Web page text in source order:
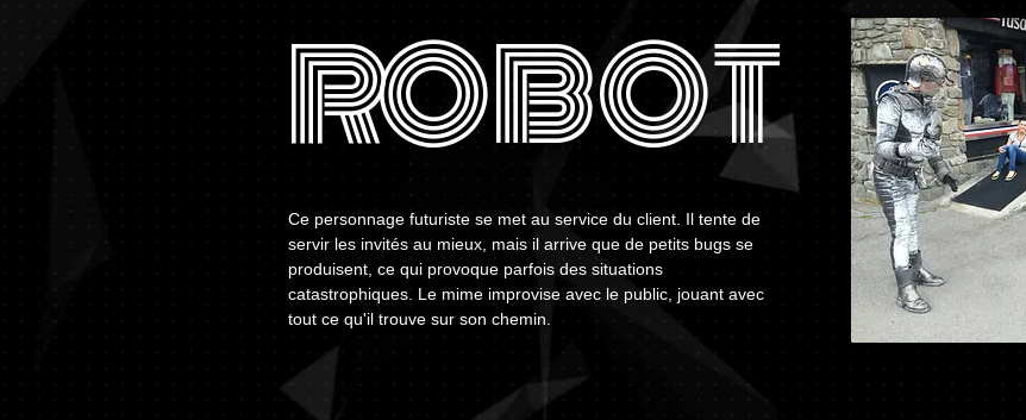
ROBOT
Ce personnage futuriste se met au service du client. Il tente de
servir les invités au mieux, mais il arrive que de petits bugs se
produisent, ce qui provoque parfois des situations
catastrophiques. Le mime improvise avec le public, jouant avec
tout ce qu'il trouve sur son chemin.